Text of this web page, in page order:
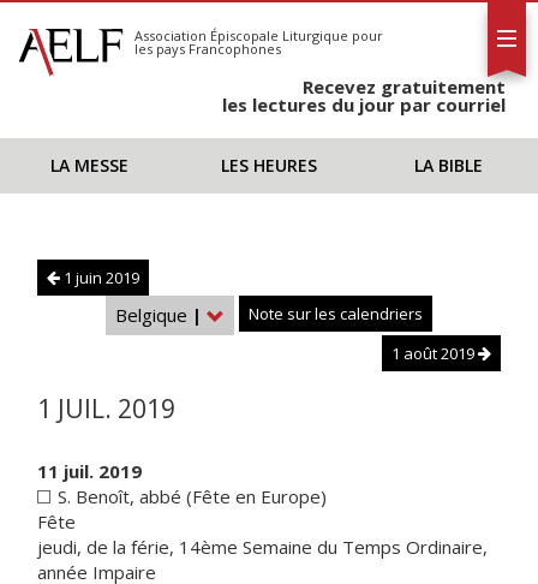
S'abonner
Calendrier
Association Épiscopale Liturgique pour
les pays Francophones
Recevez gratuitement
les lectures du jour par courriel
LA MESSE LES HEURES LA BIBLE
1 juin 2019
Belgique |
Note sur les calendriers
1 août 2019
1 JUIL. 2019
11 juil. 2019
S. Benoît, abbé (Fête en Europe)
Fête
jeudi, de la férie, 14ème Semaine du Temps Ordinaire,
année Impaire